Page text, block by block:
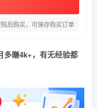
后购买，可保存购买订单
多賺4k+，有无经验都